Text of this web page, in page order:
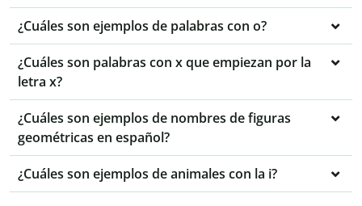
¿Cuáles son ejemplos de palabras con o?
¿Cuáles son palabras con x que empiezan por la
letra x?
¿Cuáles son ejemplos de nombres de figuras
geométricas en español?
¿Cuáles son ejemplos de animales con la i?